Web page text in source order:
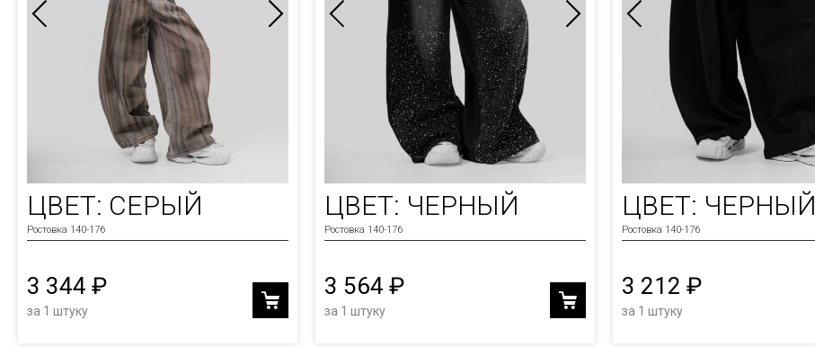
ЦВЕТ: СЕРЫЙ
Ростовка 140-176
3 344 ₽
за 1 штуку
ЦВЕТ: ЧЕРНЫЙ
Ростовка 140-176
3 564 ₽
за 1 штуку
ЦВЕТ: ЧЕРНЫЙ
Ростовка 140-176
3 212 ₽
за 1 штуку